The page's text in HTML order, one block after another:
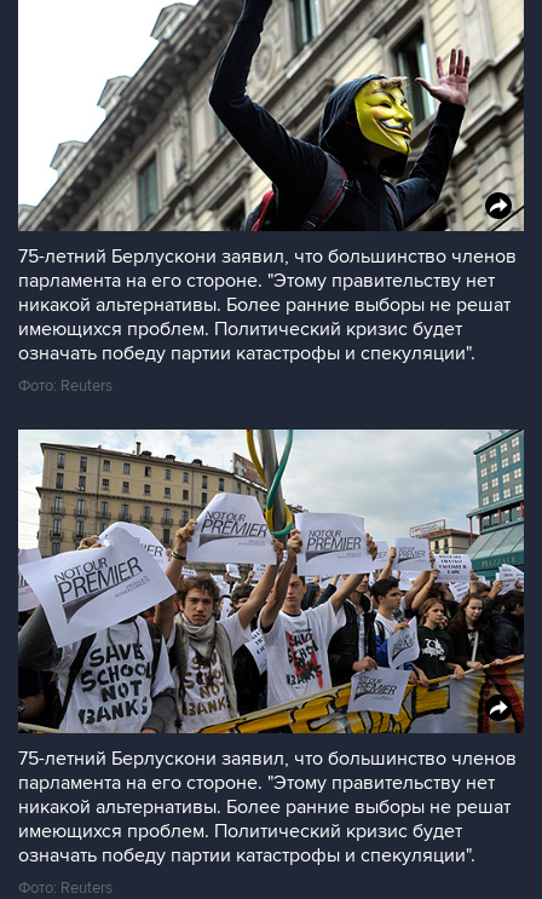
75-летний Берлускони заявил, что большинство членов
парламента на его стороне. "Этому правительству нет
никакой альтернативы. Более ранние выборы не решат
имеющихся проблем. Политический кризис будет
означать победу партии катастрофы и спекуляции".
Фото: Reuters
75-летний Берлускони заявил, что большинство членов
парламента на его стороне. "Этому правительству нет
никакой альтернативы. Более ранние выборы не решат
имеющихся проблем. Политический кризис будет
означать победу партии катастрофы и спекуляции".
Фото: Reuters